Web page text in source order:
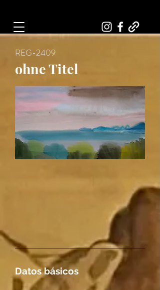
REG-2409
ohne Titel
Datos básicos